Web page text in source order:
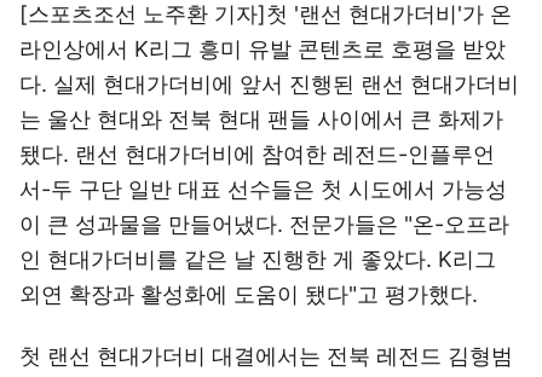
[스포츠조선 노주환 기자]첫 '랜선 현대가더비'가 온
라인상에서 K리그 흥미 유발 콘텐츠로 호평을 받았
다. 실제 현대가더비에 앞서 진행된 랜선 현대가더비
는 울산 현대와 전북 현대 팬들 사이에서 큰 화제가
됐다. 랜선 현대가더비에 참여한 레전드-인플루언
서-두 구단 일반 대표 선수들은 첫 시도에서 가능성
이 큰 성과물을 만들어냈다. 전문가들은 "온-오프라
인 현대가더비를 같은 날 진행한 게 좋았다. K리그
외연 확장과 활성화에 도움이 됐다"고 평가했다.
첫 랜선 현대가더비 대결에서는 전북 레전드 김형범